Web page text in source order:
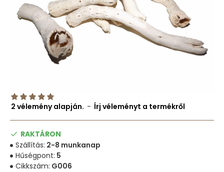
RAKTÁRON
Hűségpont: 5
Cikkszám: G006
Szállítás: 2-8 munkanap
2 vélemény alapján. - Írj véleményt a termékről